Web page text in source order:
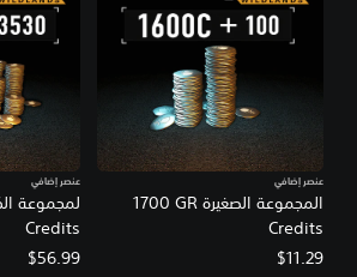
المجموعة الصغيرة ‎1700 GR
Credits
عنصر إضافي
$11.29
Credits
عنصر إضافي
$56.99